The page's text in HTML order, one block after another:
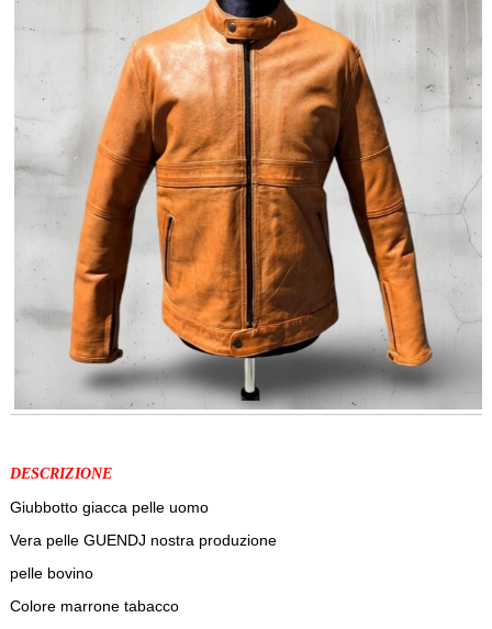
DESCRIZIONE
Giubbotto giacca pelle uomo
Vera pelle GUENDJ nostra produzione
pelle bovino
Colore marrone tabacco